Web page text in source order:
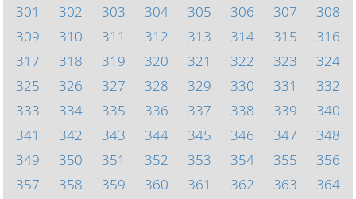
301
302 303 304 305 306 307
308
309
310 311 312 313 314 315
316
317
318 319 320 321 322 323
324
325
326 327 328 329 330 331
332
333
334 335 336 337 338 339
340
341
342 343 344 345 346 347
348
349
350 351 352 353 354 355
356
357
358 359 360 361 362 363 364